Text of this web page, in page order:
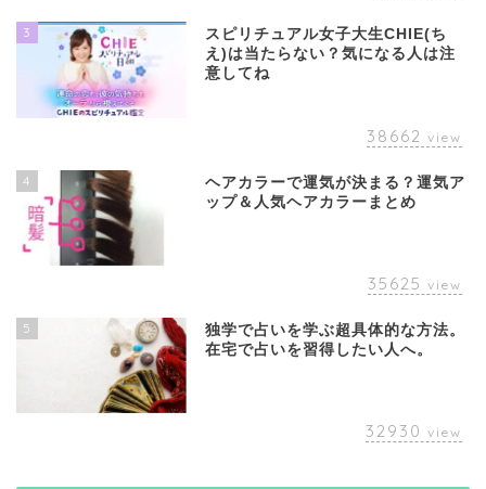
3
スピリチュアル女子大生CHIE(ち
え)は当たらない？気になる人は注
意してね
38662 view
4
ヘアカラーで運気が決まる？運気ア
ップ＆人気ヘアカラーまとめ
35625 view
5
独学で占いを学ぶ超具体的な方法。
在宅で占いを習得したい人へ。
32930 view